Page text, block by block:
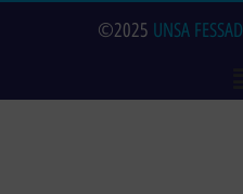
©2025 UNSA FESSAD